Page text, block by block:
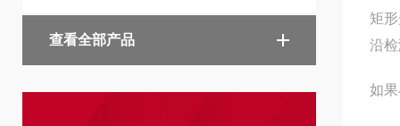
查看全部产品
矩
沿
如